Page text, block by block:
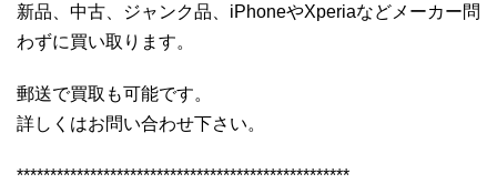
新品、中古、ジャンク品、iPhoneやXperiaなどメーカー問
わずに買い取ります。
郵送で買取も可能です。
詳しくはお問い合わせ下さい。
**************************************************